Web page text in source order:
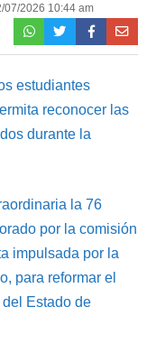
07/2026 10:44 am
estudiantes
reconocer las
durante la
la 76
por la comisión
impulsada por la
para reformar el
Estado de